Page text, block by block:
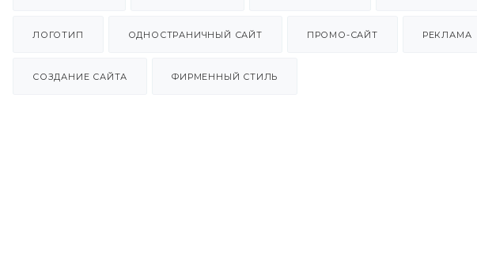
ЛОГОТИП ОДНОСТРАНИЧНЫЙ САЙТ ПРОМО-САЙТ РЕКЛАМА
СОЗДАНИЕ САЙТА ФИРМЕННЫЙ СТИЛЬ